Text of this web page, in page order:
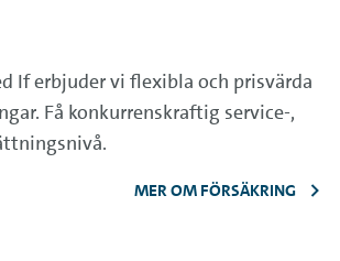
If erbjuder vi flexibla och prisvärda
Få konkurrenskraftig service-,
MER OM FÖRSÄKRING